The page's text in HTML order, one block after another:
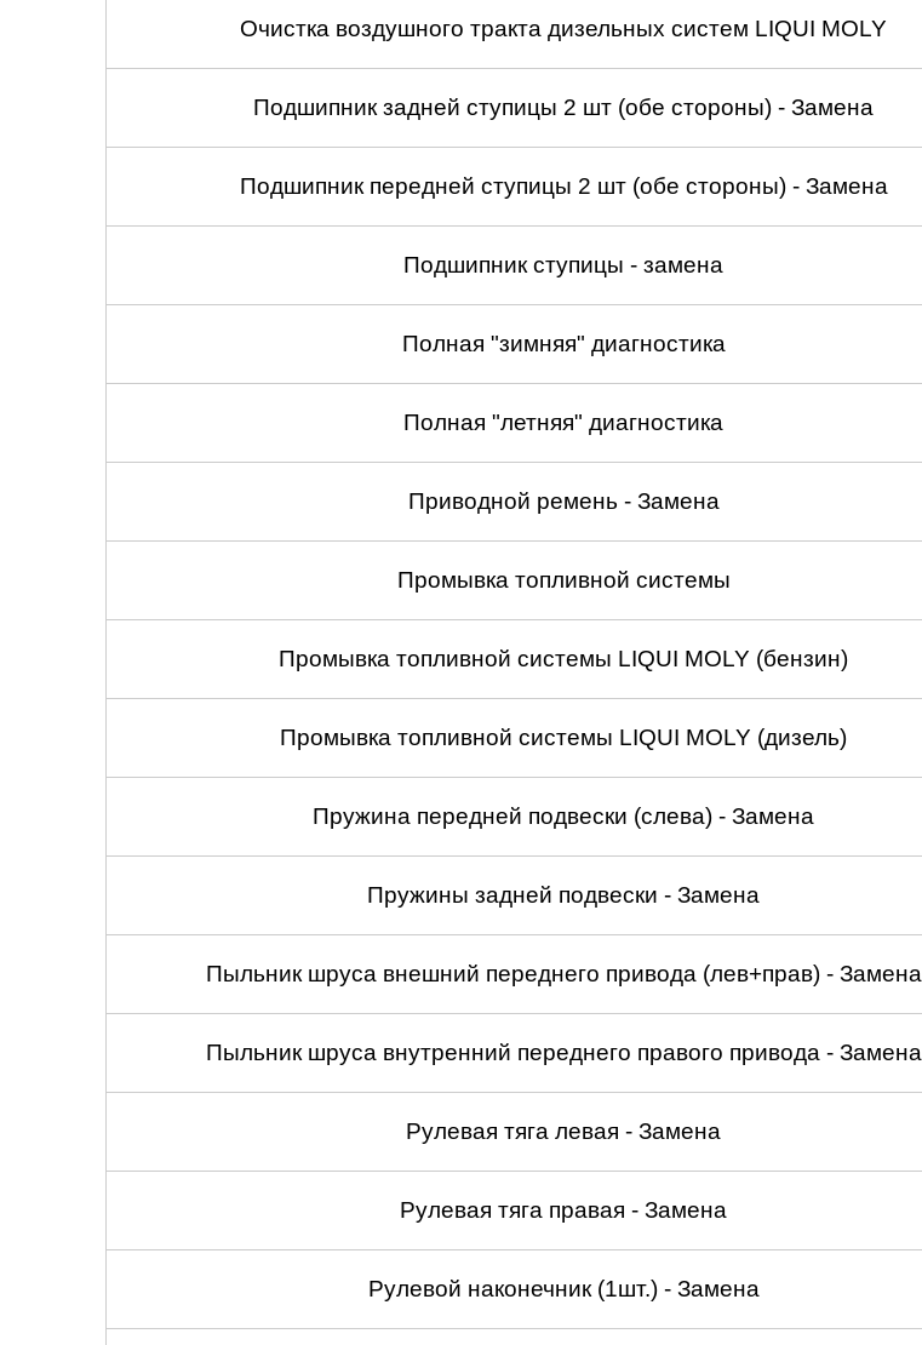
Очистка воздушного тракта дизельных систем LIQUI MOLY
Подшипник задней ступицы 2 шт (обе стороны) - Замена
Подшипник передней ступицы 2 шт (обе стороны) - Замена
Подшипник ступицы - замена
Полная "зимняя" диагностика
Полная "летняя" диагностика
Приводной ремень - Замена
Промывка топливной системы
Промывка топливной системы LIQUI MOLY (бензин)
Промывка топливной системы LIQUI MOLY (дизель)
Пружина передней подвески (слева) - Замена
Пружины задней подвески - Замена
Пыльник шруса внешний переднего привода (лев+прав) - Замена
Пыльник шруса внутренний переднего правого привода - Замена
Рулевая тяга левая - Замена
Рулевая тяга правая - Замена
Рулевой наконечник (1шт.) - Замена